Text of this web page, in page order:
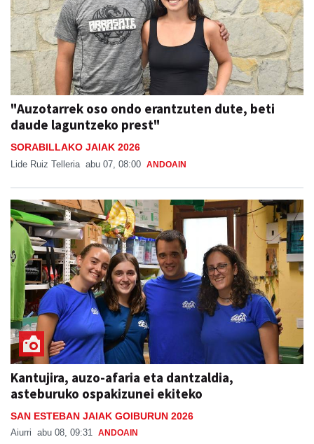
"Auzotarrek oso ondo erantzuten dute, beti
daude laguntzeko prest"
SORABILLAKO JAIAK 2026
Lide Ruiz Telleria abu 07, 08:00 ANDOAIN
Kantujira, auzo-afaria eta dantzaldia,
asteburuko ospakizunei ekiteko
SAN ESTEBAN JAIAK GOIBURUN 2026
Aiurri abu 08, 09:31 ANDOAIN